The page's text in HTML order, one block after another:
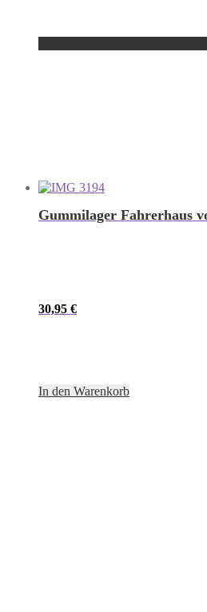
Gummilager Fahrerhaus
30,95 €
In den Warenkorb